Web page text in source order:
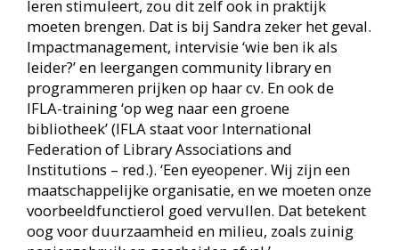
Een kijkje over de grens vindt ze zo inspirerend
dat ze ook graag eens met een eigen team zo’n
studietrip zou maken. ‘Zo mogelijk met
Erasmus+-subsidie’(bedoeld voor organisaties die
actief zijn in de volwasseneneducatie – red.).
Nog twintig jaar
Ook in eigen land kijkt Sandra met belangstelling
naar collega-bibliotheken. ‘Bij zulke
gelegenheden let ik vooral op de entourage en de
sfeer.’ Als mooie voorbeelden noemt ze dbieb in
Leeuwarden in de voormalige gevangenis en de
LocHal in Tilburg, vroeger in gebruik als
werkplaats voor locomotieven.